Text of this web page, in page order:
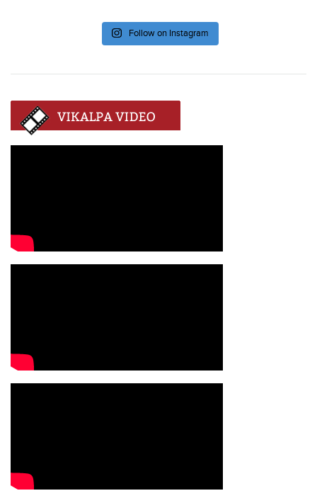
Follow on Instagram